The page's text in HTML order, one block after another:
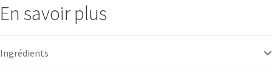
En savoir plus
Ingrédients